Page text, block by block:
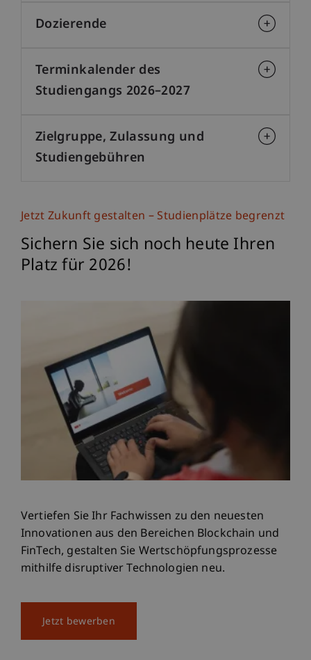
Dozierende
Terminkalender des
Studiengangs 2026–2027
Zielgruppe, Zulassung und
Studiengebühren
Jetzt Zukunft gestalten – Studienplätze begrenzt
Sichern Sie sich noch heute Ihren
Platz für 2026!
Vertiefen Sie Ihr Fachwissen zu den neuesten
Innovationen aus den Bereichen Blockchain und
FinTech, gestalten Sie Wertschöpfungsprozesse
mithilfe disruptiver Technologien neu.
Jetzt bewerben